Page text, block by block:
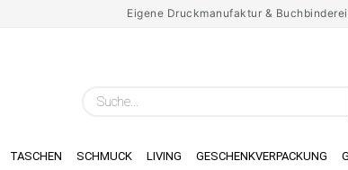
Eigene Druckmanufaktur & Buchbinderei
TASCHEN SCHMUCK LIVING GESCHENKVERPACKUNG